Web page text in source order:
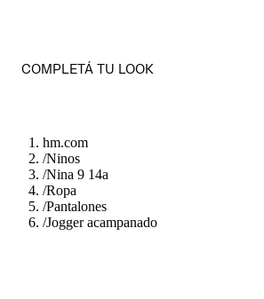
COMPLETÁ TU LOOK
hm.com
/Ninos
/Nina 9 14a
/Ropa
/Pantalones
/Jogger acampanado